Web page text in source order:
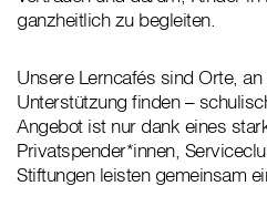
ganzheitlich zu begleiten.
Unsere Lerncafés sind Orte,
Unterstützung finden –
Angebot ist nur dank eines
Privatspender*innen,
Stiftungen leisten gemeinsam